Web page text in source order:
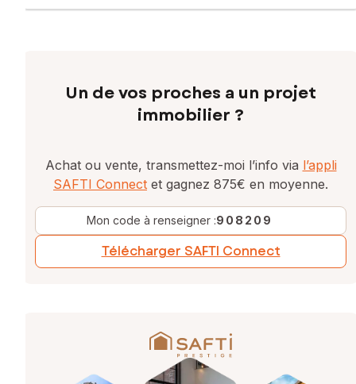
Un de vos proches a un projet
immobilier ?
Achat ou vente, transmettez-moi l’info via l’appli
SAFTI Connect et gagnez 875€ en moyenne.
Mon code à renseigner :908209
Télécharger SAFTI Connect